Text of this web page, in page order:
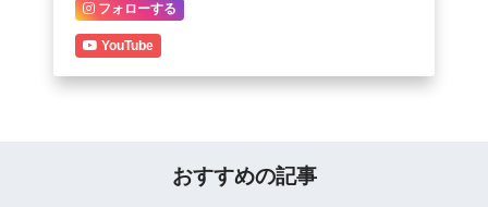
フォローする
YouTube
おすすめの記事